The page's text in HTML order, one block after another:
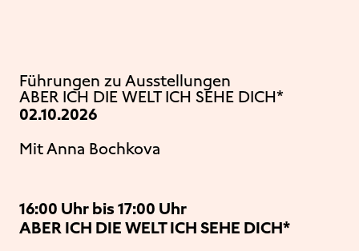
Führungen zu Ausstellungen
ABER ICH DIE WELT ICH SEHE DICH*
02.10.2026
Mit Anna Bochkova
16:00 Uhr bis 17:00 Uhr
ABER ICH DIE WELT ICH SEHE DICH*